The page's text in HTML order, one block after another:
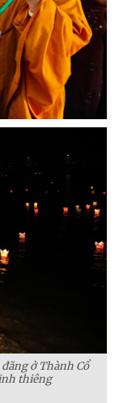
ở Thành Cổ
thiêng